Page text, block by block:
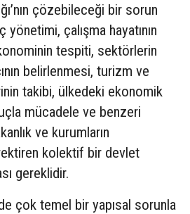
çözebileceği bir sorun
çalışma hayatının
tespiti, sektörlerin
belirlenmesi, turizm ve
takibi, ülkedeki ekonomik
mücadele ve benzeri
ve kurumların
kolektif bir devlet
gereklidir.
çok temel bir yapısal sorunla